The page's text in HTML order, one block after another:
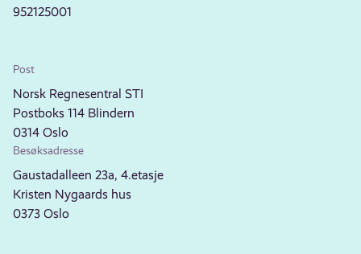
952125001
Post
Norsk Regnesentral STI
Postboks 114 Blindern
0314 Oslo
Besøksadresse
Gaustadalleen 23a, 4.etasje
Kristen Nygaards hus
0373 Oslo